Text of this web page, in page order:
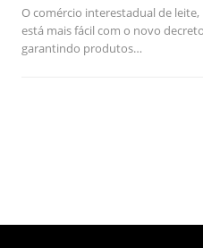
O comércio interestadual de leite,
está mais fácil com o novo
garantindo produtos…